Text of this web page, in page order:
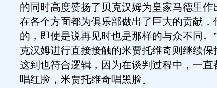
的同时高度赞扬了贝克汉姆为皇家马德里作
在各个方面都为俱乐部做出了巨大的贡献，
的，即使是说再见时也是那样的与众不同。
克汉姆进行直接接触的米贾托维奇则继续
这到也符合逻辑，因为在谈判过程中，一直
唱红脸，米贾托维奇唱黑脸。